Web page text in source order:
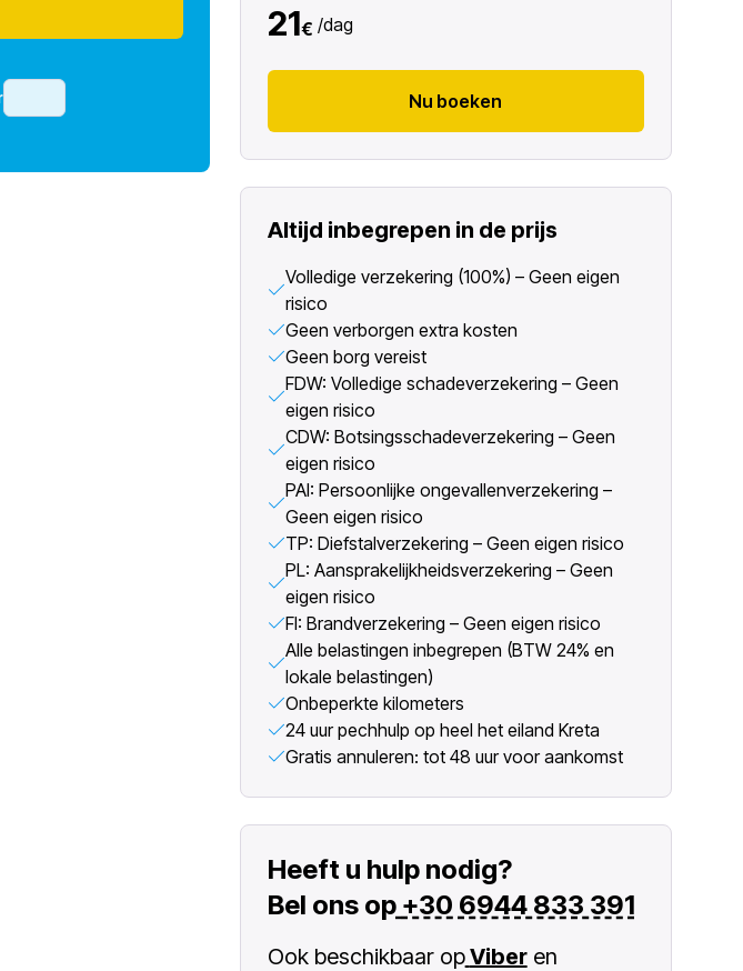
21€ /dag
Nu boeken
Altijd inbegrepen in de prijs
Volledige verzekering (100%) – Geen eigen
risico
Geen verborgen extra kosten
Geen borg vereist
FDW: Volledige schadeverzekering – Geen
eigen risico
CDW: Botsingsschadeverzekering – Geen
eigen risico
PAI: Persoonlijke ongevallenverzekering –
Geen eigen risico
TP: Diefstalverzekering – Geen eigen risico
PL: Aansprakelijkheidsverzekering – Geen
eigen risico
FI: Brandverzekering – Geen eigen risico
Alle belastingen inbegrepen (BTW 24% en
lokale belastingen)
Onbeperkte kilometers
24 uur pechhulp op heel het eiland Kreta
Gratis annuleren: tot 48 uur voor aankomst
Heeft u hulp nodig?
Bel ons op +30 6944 833 391
Ook beschikbaar opViber en